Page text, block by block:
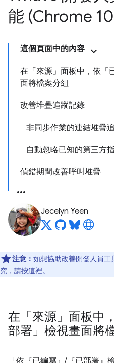
能 (Chrome
這個頁面中的內容
在「來源」面板中，依「
面將檔案分組
改善堆疊追蹤記錄
非同步作業的連結堆疊
自動忽略已知的第三方
偵錯期間改善呼叫堆疊
Jecelyn Yeen
注意： 如想協助改善開發人員
究，請按這裡。
在「來源」面板中
部署」檢視畫面將
「依『已編寫』/『已部署』